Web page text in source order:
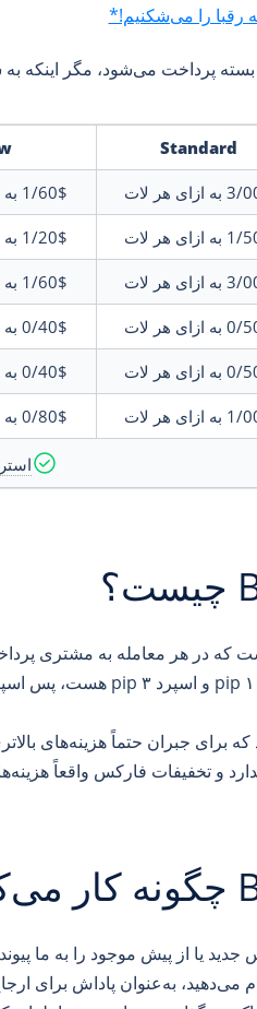
رقبا را می‌شکنیم!*
Standard
3/ به ازای هر لات 1/60$
1/ به ازای هر لات 1/20$
3/ به ازای هر لات 1/60$
0/ به ازای هر لات 0/40$
0/ به ازای هر لات 0/40$
1/ به ازای هر لات 0/80$
که در هر معامله به مشتری
که برای جبران حتماً هزینه‌های
و تخفیفات فارکس واقعاً
یا از پیش موجود را به ما
می‌دهید، به‌عنوان پاداش برای